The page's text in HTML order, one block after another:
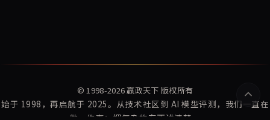
© 1998-2026赢政天下 版权所有
始于 1998，再启航于 2025。从技术社区到 AI 模型评测，我们一直在
做一件事：把复杂的东西讲清楚。